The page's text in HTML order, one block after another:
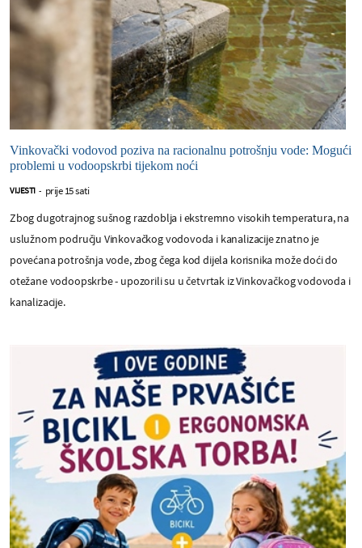
Vinkovački vodovod poziva na racionalnu potrošnju vode: Mogući
problemi u vodoopskrbi tijekom noći
VIJESTI - prije 15 sati
Zbog dugotrajnog sušnog razdoblja i ekstremno visokih temperatura, na
uslužnom području Vinkovačkog vodovoda i kanalizacije znatno je
povećana potrošnja vode, zbog čega kod dijela korisnika može doći do
otežane vodoopskrbe - upozorili su u četvrtak iz Vinkovačkog vodovoda i
kanalizacije.